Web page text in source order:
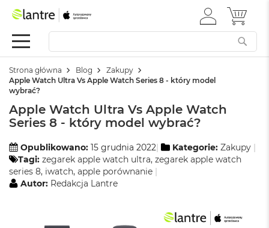
Apple
Festiwal
M
a
B
o
N
e
o
ZALOGUJ
SIĘ
MÓJ
Strona główna Blog
Zakupy
Apple Watch Ultra Vs Apple Watch Series 8 - który model
wybrać?
Apple Watch Ultra Vs Apple Watch
Series 8 - który model wybrać?
Opublikowano: 15 grudnia 2022 Kategorie: Zakupy
Tagi: zegarek apple watch ultra, zegarek apple watch
series 8, iwatch, apple porównanie
Autor: Redakcja Lantre